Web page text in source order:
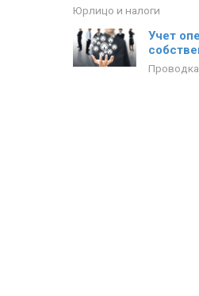
Юрлицо и налоги
Учет
Проводка